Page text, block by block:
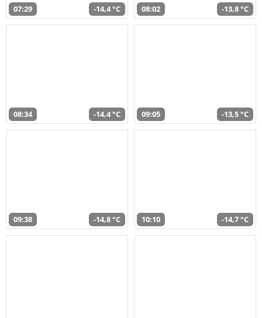
07:29 -14,4 °C 08:02 -13,8 °C
08:34 -14,4 °C 09:05 -13,5 °C
09:38 -14,8 °C 10:10 -14,7 °C